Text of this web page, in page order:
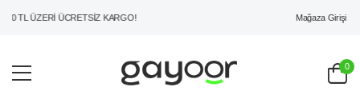
TL ÜZERİ ÜCRETSİZ KARGO! Mağaza Girişi
0